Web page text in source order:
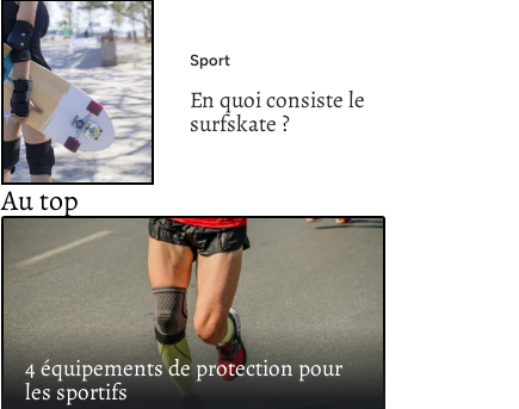
Sport
En quoi consiste le
surfskate ?
Au top
4 équipements de protection pour
les sportifs